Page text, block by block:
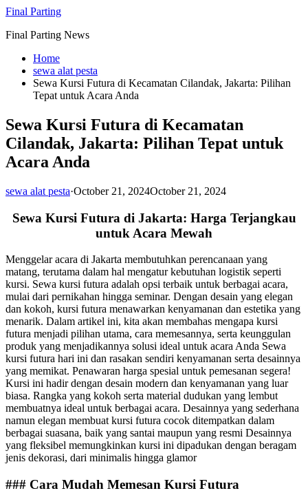
Skip
content
Final Parting
Final Parting News
Home
sewa alat pesta
Sewa Kursi Futura di Kecamatan Cilandak, Jakarta: Pilihan
Tepat untuk Acara Anda
Sewa Kursi Futura di Kecamatan
Cilandak, Jakarta: Pilihan Tepat untuk
Acara Anda
sewa alat pesta·October 21, 2024October 21, 2024
Sewa Kursi Futura di Jakarta: Harga Terjangkau
untuk Acara Mewah
Menggelar acara di Jakarta membutuhkan perencanaan yang
matang, terutama dalam hal mengatur kebutuhan logistik seperti
kursi. Sewa kursi futura adalah opsi terbaik untuk berbagai acara,
mulai dari pernikahan hingga seminar. Dengan desain yang elegan
dan kokoh, kursi futura menawarkan kenyamanan dan estetika yang
menarik. Dalam artikel ini, kita akan membahas mengapa kursi
futura menjadi pilihan utama, cara memesannya, serta keunggulan
produk yang menjadikannya solusi ideal untuk acara Anda Sewa
kursi futura hari ini dan rasakan sendiri kenyamanan serta desainnya
yang memikat. Penawaran harga spesial untuk pemesanan segera!
Kursi ini hadir dengan desain modern dan kenyamanan yang luar
biasa. Rangka yang kokoh serta material dudukan yang lembut
membuatnya ideal untuk berbagai acara. Desainnya yang sederhana
namun elegan membuat kursi futura cocok ditempatkan dalam
berbagai suasana, baik yang santai maupun yang resmi Desainnya
yang fleksibel memungkinkan kursi ini dipadukan dengan beragam
jenis dekorasi, dari minimalis hingga glamor
### Cara Mudah Memesan Kursi Futura